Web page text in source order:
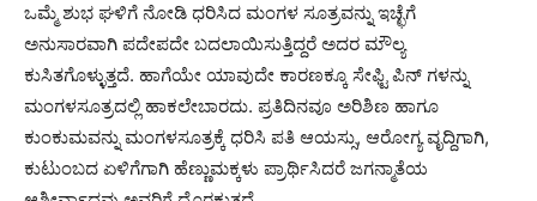
ಒಮ್ಮೆ ಶುಭ ಘಳಿಗೆ ನೋಡಿ ಧರಿಸಿದ ಮಂಗಳ ಸೂತ್ರವನ್ನು ಇಚ್ಛೆಗೆ
ಅನುಸಾರವಾಗಿ ಪದೇಪದೇ ಬದಲಾಯಿಸುತ್ತಿದ್ದರೆ ಅದರ ಮೌಲ್ಯ
ಕುಸಿತಗೊಳ್ಳುತ್ತದೆ. ಹಾಗೆಯೇ ಯಾವುದೇ ಕಾರಣಕ್ಕೂ ಸೇಫ್ಟಿ ಪಿನ್ ಗಳನ್ನು
ಮಂಗಳಸೂತ್ರದಲ್ಲಿ ಹಾಕಲೇಬಾರದು. ಪ್ರತಿದಿನವೂ ಅರಿಶಿಣ ಹಾಗೂ
ಕುಂಕುಮವನ್ನು ಮಂಗಳಸೂತ್ರಕ್ಕೆ ಧರಿಸಿ ಪತಿ ಆಯಸ್ಸು, ಆರೋಗ್ಯ ವೃದ್ದಿಗಾಗಿ,
ಕುಟುಂಬದ ಏಳಿಗೆಗಾಗಿ ಹೆಣ್ಣುಮಕ್ಕಳು ಪ್ರಾರ್ಥಿಸಿದರೆ ಜಗನ್ಮಾತೆಯ